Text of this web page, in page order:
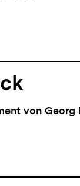
von Georg